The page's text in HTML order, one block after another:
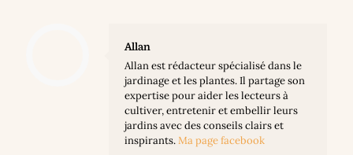
Allan
Allan est rédacteur spécialisé dans le
jardinage et les plantes. Il partage son
expertise pour aider les lecteurs à
cultiver, entretenir et embellir leurs
jardins avec des conseils clairs et
inspirants.Ma page facebook